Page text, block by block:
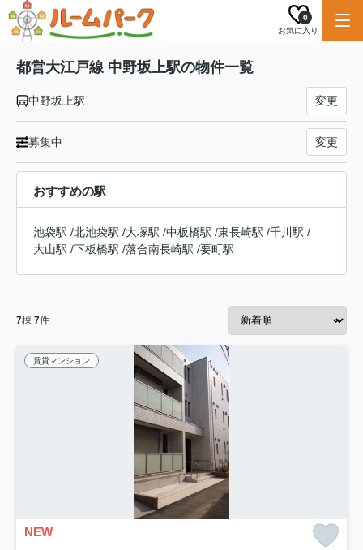
お気に入り
0
都営大江戸線 中野坂上駅の物件一覧
中野坂上駅 変更
募集中 変更
おすすめの駅
池袋駅 /北池袋駅 /大塚駅 /中板橋駅 /東長崎駅 /千川駅 /
大山駅 /下板橋駅 /落合南長崎駅 /要町駅
7棟 7件
賃貸マンション
NEW